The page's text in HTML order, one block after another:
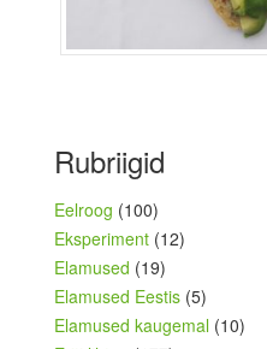
Rubriigid
Eelroog (100)
Eksperiment (12)
Elamused (19)
Elamused Eestis (5)
Elamused kaugemal (10)